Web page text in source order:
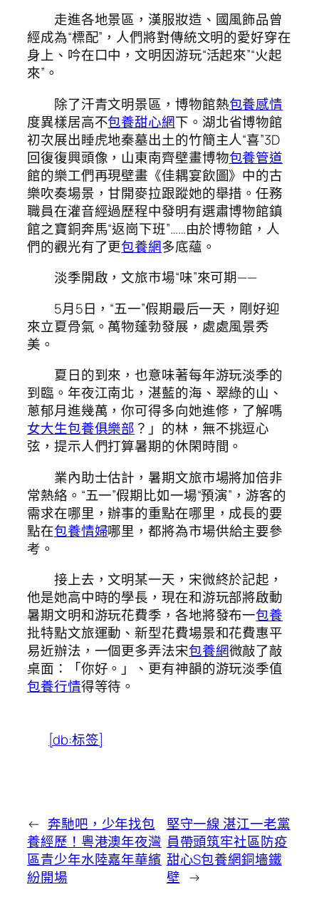
走進各地景區，漢服妝造、國風飾品曾
經成為“標配”，人們將對傳統文明的愛好穿在
身上、吟在口中，文明因游玩“活起來”“火起
來”。
除了汗青文明景區，博物館熱包養感情
度異樣居高不包養甜心網下。湖北省博物館
初次展出睡虎地秦墓出土的竹簡主人“喜”3D
回復復興頭像，山東南齊壁畫博物包養管道
館的樂工們再現壁畫《佳耦宴飲圖》中的古
樂吹奏場景，甘開麥拉跟蹤她的舉措。任務
職員在灌音經過歷程中發明有選肅博物館鎮
館之寶銅奔馬“返崗下班”……由於博物館，人
們的觀光有了更包養網多底蘊。
淡季開啟，文旅市場“味”來可期——
5月5日，“五一”假期最后一天，剛好迎
來立夏骨氣。萬物蓬勃發展，處處風景秀
美。
夏日的到來，也意味著每年游玩淡季的
到臨。年夜江南北，湛藍的海、翠綠的山、
蔥郁月進幾萬，你可得多向她進修，了解嗎
女大生包養俱樂部 ？」的林，無不挑逗心
弦，提示人們打算暑期的休閑時間。
業內助士估計，暑期文旅市場將加倍非
常熱絡。“五一”假期比如一場“預演”，游客的
需求在哪里，辦事的重點在哪里，成長的要
點在包養情婦哪里，都將為市場供給主要參
考。
接上去，文明某一天，宋微終於記起，
他是她高中時的學長，現在和游玩部將啟動
暑期文明和游玩花費季，各地將發布一包養
批特點文旅運動、新型花費場景和花費惠平
易近辦法，一個更多弄法宋包養網微敲了敲
桌面：「你好。」、更有神韻的游玩淡季值
包養行情得等待。
[db:标签]
← 奔馳吧，少年找包
養經歷！粵港澳年夜灣
區青少年水陸嘉年華繽
紛開場
堅守一線 湛江一老黨
員帶頭筑牢社區防疫
甜心S包養網銅墻鐵
壁 →